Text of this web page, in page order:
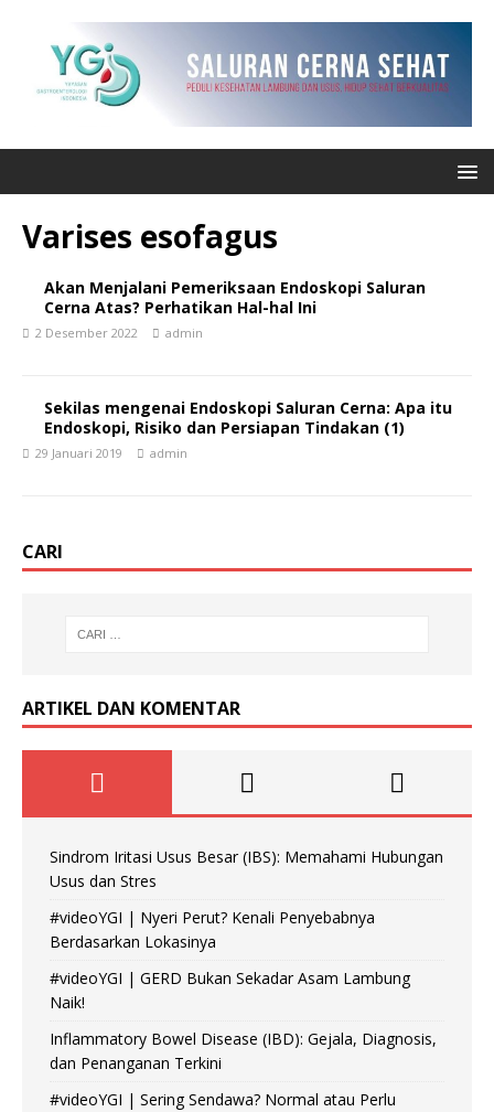
Varises esofagus
Akan Menjalani Pemeriksaan Endoskopi Saluran
Cerna Atas? Perhatikan Hal-hal Ini
2 Desember 2022 admin
Sekilas mengenai Endoskopi Saluran Cerna: Apa itu
Endoskopi, Risiko dan Persiapan Tindakan (1)
29 Januari 2019 admin
CARI
ARTIKEL DAN KOMENTAR
Sindrom Iritasi Usus Besar (IBS): Memahami Hubungan
Usus dan Stres
#videoYGI | Nyeri Perut? Kenali Penyebabnya
Berdasarkan Lokasinya
#videoYGI | GERD Bukan Sekadar Asam Lambung
Naik!
Inflammatory Bowel Disease (IBD): Gejala, Diagnosis,
dan Penanganan Terkini
#videoYGI | Sering Sendawa? Normal atau Perlu